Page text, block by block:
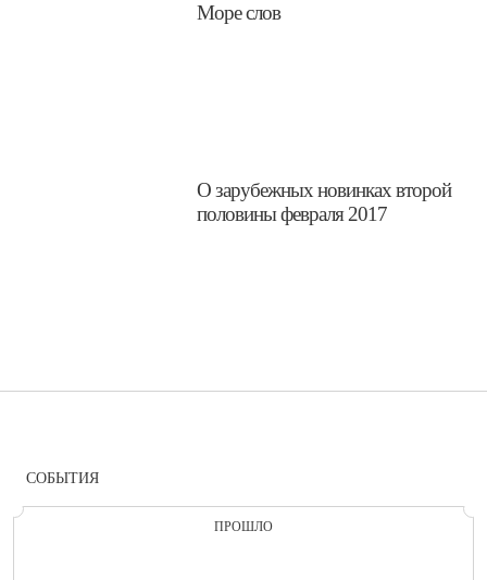
​Море слов
О зарубежных новинках второй
половины февраля 2017
СОБЫТИЯ
ПРОШЛО